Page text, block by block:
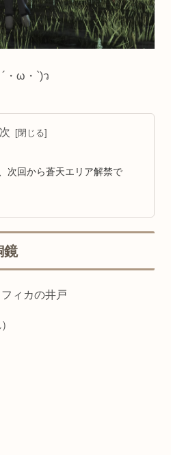
・ω・`)ว
次回から蒼天エリア解禁で
鏡
ィカの井戸